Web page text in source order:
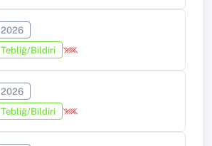
2026
Tebliğ/Bildiri
2026
Tebliğ/Bildiri